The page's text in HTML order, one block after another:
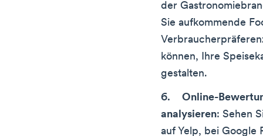
der
Sie aufkommende
können, Ihre
gestalten.
Online-
analysieren: Sehen
auf Yelp, bei Google